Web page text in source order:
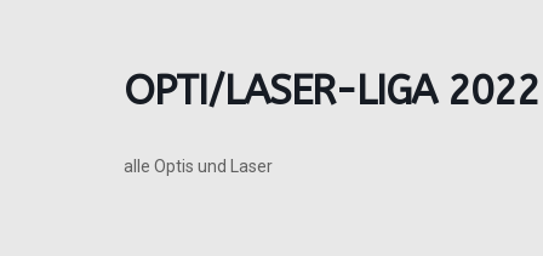
OPTI/LASER-LIGA 2022
alle Optis und Laser